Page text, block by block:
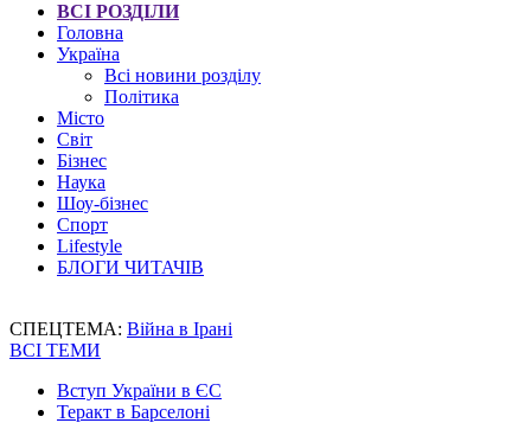
ВСІ РОЗДІЛИ
Головна
Україна
Всі новини розділу
Політика
Місто
Світ
Бізнес
Наука
Шоу-бізнес
Спорт
Lifestyle
БЛОГИ ЧИТАЧІВ
СПЕЦТЕМА: Війна в Ірані
ВСІ ТЕМИ
Вступ України в ЄС
Теракт в Барселоні